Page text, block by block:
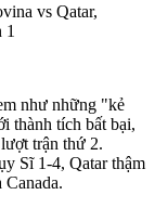
như những "kẻ
thành tích bất bại,
trận thứ 2.
Sĩ 1-4, Qatar thậm